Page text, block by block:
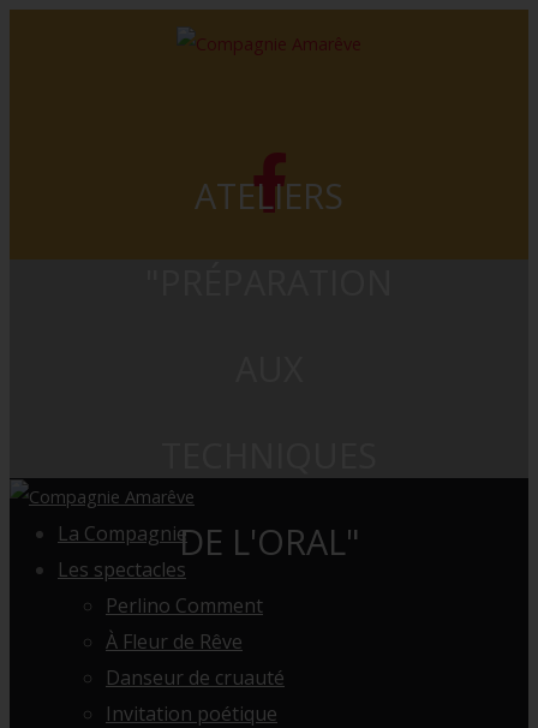
ATELIERS
DE L'ORAL"
La Compagnie
Les spectacles
Perlino Comment
À Fleur de Rêve
Danseur de cruauté
Invitation poétique